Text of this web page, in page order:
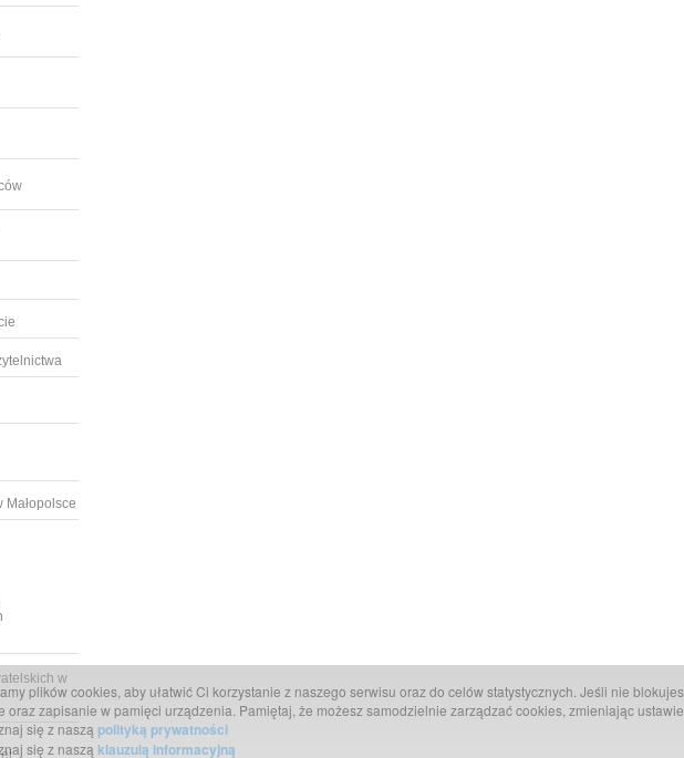
Małopolsce
w
plików cookies, aby ułatwić Ci korzystanie z naszego serwisu oraz do celów statystycznych. Jeśli nie
oraz zapisanie w pamięci urządzenia. Pamiętaj, że możesz samodzielnie zarządzać cookies, zmieniając
się z naszą polityką prywatności
się z naszą klauzulą informacyjną